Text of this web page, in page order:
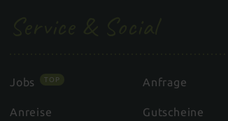
Jobs TOP Anfrage
Anreise Gutscheine